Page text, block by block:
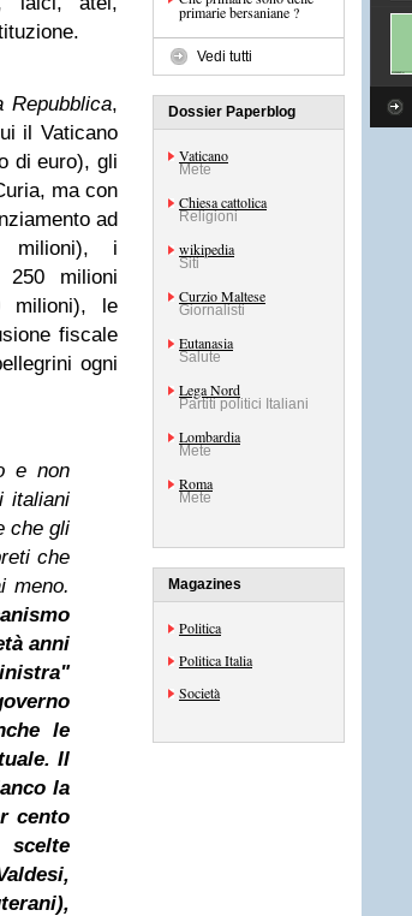
Repubblica,
il Vaticano
di euro), gli
ma con
ad
i
250 milioni
milioni), le
fiscale
ogni
e non
italiani
che gli
che
meno.
anni
le
Il
la
cento
primarie bersaniane ?
Vedi tutti
Dossier Paperblog
Vaticano
Mete
Chiesa cattolica
Religioni
wikipedia
Siti
Curzio Maltese
Giornalisti
Eutanasia
Salute
Lega Nord
Partiti politici Italiani
Lombardia
Mete
Roma
Mete
Magazines
Politica
Politica Italia
Società